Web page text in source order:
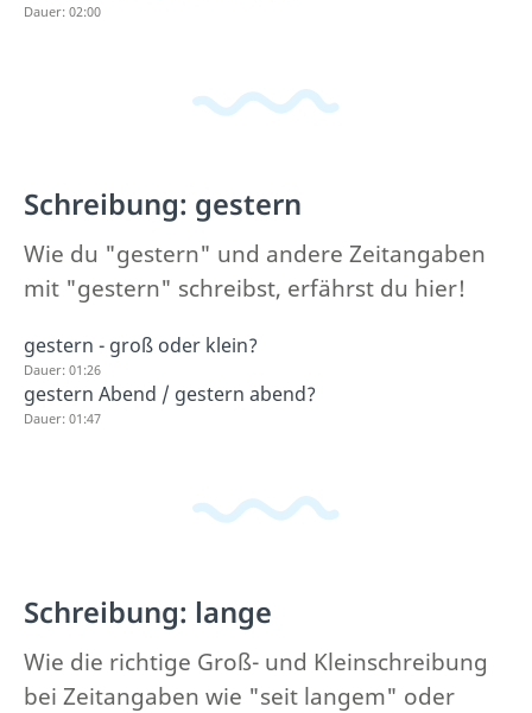
Dauer: 02:00
Schreibung: gestern
Wie du "gestern" und andere Zeitangaben
mit "gestern" schreibst, erfährst du hier!
gestern - groß oder klein?
Dauer: 01:26
gestern Abend / gestern abend?
Dauer: 01:47
Schreibung: lange
Wie die richtige Groß- und Kleinschreibung
bei Zeitangaben wie "seit langem" oder